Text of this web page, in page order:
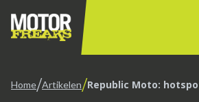
Home/Artikelen/Republic Moto: